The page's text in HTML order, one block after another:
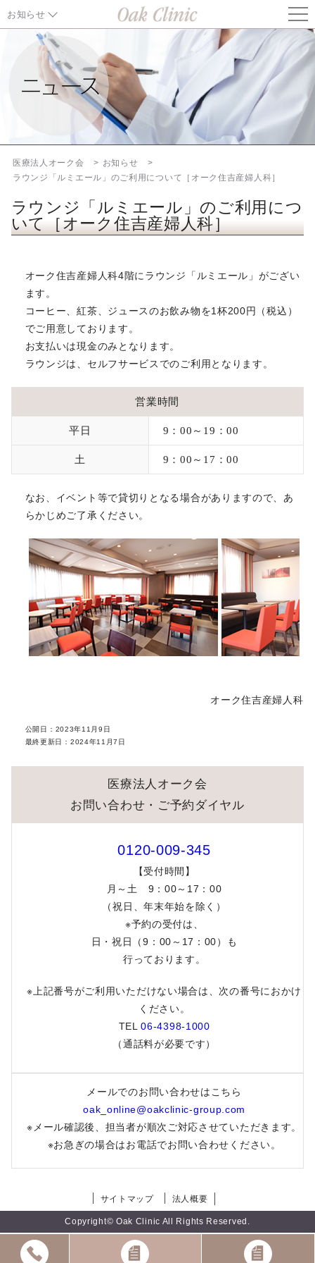
お知らせ
お知らせ TOP
東京都中央区「麻しん抗体検査・予防接種費用助成」のご案内
健康保険証の取扱いについて（2026年8月1日から）
一部治療プラン変更の可能性についてのお知らせ
ERA、EMMA、ALICE、妊娠前遺伝子診断（CGT）料金改定の
ご案内（2026年4月1日より）
妊婦様へのＲＳウイルスワクチン接種について【住吉】【梅田】
ウェブサイト表示不具合のお知らせ
ＮＭＮ点滴300mgの取り扱いを開始しました
一般不妊治療における薬剤処方についてのお知らせ
EHD（イングリッシュヘルプデスク）の休業について
培養室作業報告書および容器単位お預かり書のご提供方法変更に
ついて
スリンダ錠28（ミニピル）について
オンライン決済におけるセキュリティ強化のお知らせ
男性不妊外来 日程変更のお知らせ（梅田）
医療法人オーク会
お知らせ
ラウンジ「ルミエール」のご利用について［オーク住吉産婦人科］
ラウンジ「ルミエール」のご利用につ
いて［オーク住吉産婦人科］
オーク住吉産婦人科4階にラウンジ「ルミエール」がござい
ます。
コーヒー、紅茶、ジュースのお飲み物を1杯200円（税込）
でご用意しております。
お支払いは現金のみとなります。
ラウンジは、セルフサービスでのご利用となります。
営業時間
平日 9：00～19：00
土 9：00～17：00
なお、イベント等で貸切りとなる場合がありますので、あ
らかじめご了承ください。
オーク住吉産婦人科
公開日： 2023年11月9日
最終更新日： 2024年11月7日
医療法人オーク会
お問い合わせ・ご予約ダイヤル
0120-009-345
【受付時間】
月～土 9：00～17：00
（祝日、年末年始を除く）
※予約の受付は、
日・祝日（9：00～17：00）も
行っております。
※上記番号がご利用いただけない場合は、次の番号におかけ
ください。
TEL06-4398-1000
（通話料が必要です）
メールでのお問い合わせはこちら
oak_online@oakclinic-group.com
※メール確認後、担当者が順次ご対応させていただきます。
※お急ぎの場合はお電話でお問い合わせください。
サイトマップ 法人概要
Copyright© Oak Clinic All Rights Reserved.